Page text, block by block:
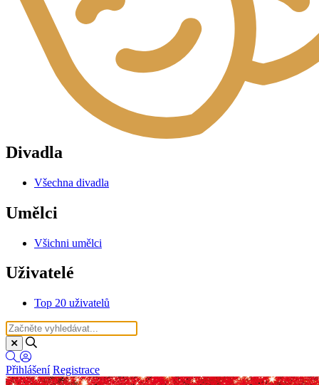
Divadla
Všechna divadla
Umělci
Všichni umělci
Uživatelé
Top 20 uživatelů
Přihlášení Registrace